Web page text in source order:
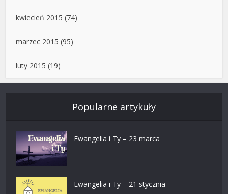
kwiecień 2015 (74)
marzec 2015 (95)
luty 2015 (19)
Popularne artykuły
Ewangelia i Ty – 23 marca
Ewangelia i Ty – 21 stycznia